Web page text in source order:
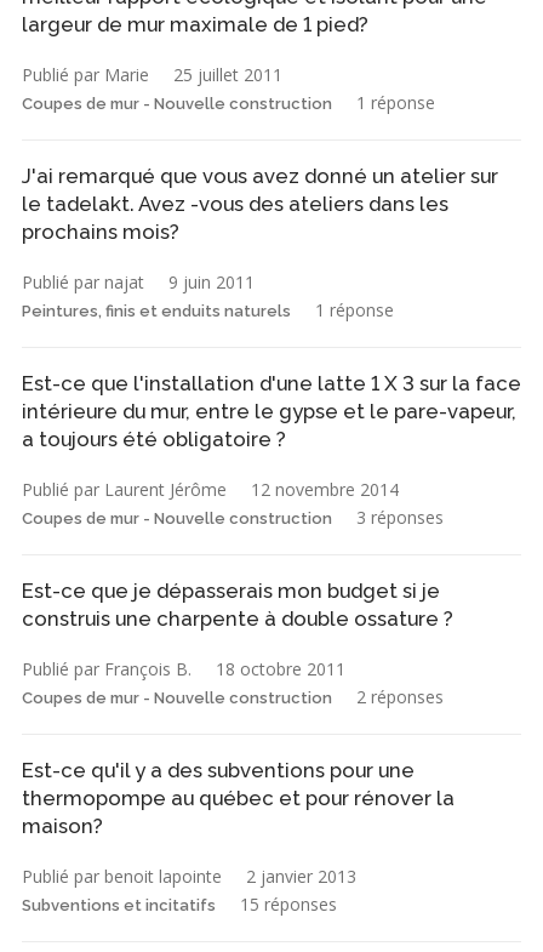
largeur de mur maximale de 1 pied?
Publié par Marie 25 juillet 2011
Coupes de mur - Nouvelle construction 1 réponse
J'ai remarqué que vous avez donné un atelier sur
le tadelakt. Avez -vous des ateliers dans les
prochains mois?
Publié par najat 9 juin 2011
Peintures, finis et enduits naturels 1 réponse
Est-ce que l'installation d'une latte 1 X 3 sur la face
intérieure du mur, entre le gypse et le pare-vapeur,
a toujours été obligatoire ?
Publié par Laurent Jérôme 12 novembre 2014
Coupes de mur - Nouvelle construction 3 réponses
Est-ce que je dépasserais mon budget si je
construis une charpente à double ossature ?
Publié par François B. 18 octobre 2011
Coupes de mur - Nouvelle construction 2 réponses
Est-ce qu'il y a des subventions pour une
thermopompe au québec et pour rénover la
maison?
Publié par benoit lapointe 2 janvier 2013
Subventions et incitatifs 15 réponses